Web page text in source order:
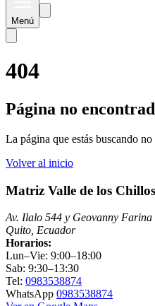
Menú
404
Página no
La página que estás buscando
Volver al inicio
Matriz Valle de los Chillos
Av. Ilalo 544 y Geovanny Farina
Quito, Ecuador
Horarios:
Lun–Vie: 9:00–18:00
Sab: 9:30–13:30
Tel: 0983538874
WhatsApp 0983538874